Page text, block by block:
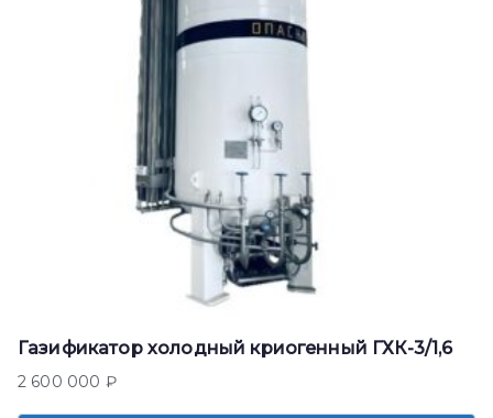
Газификатор холодный криогенный ГХК-3/1,6
2 600 000 ₽